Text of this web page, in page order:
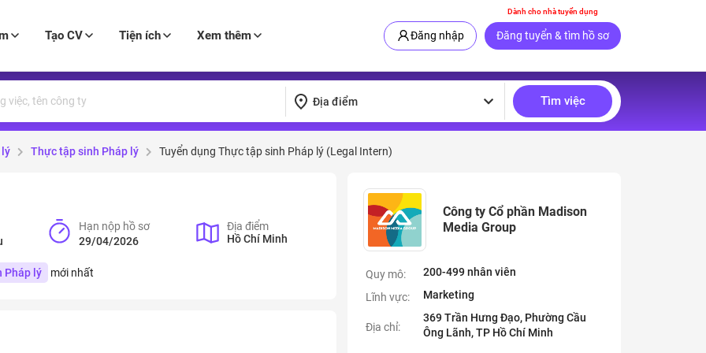
Dành cho nhà tuyển dụng
Tạo CV Tiện ích Xem thêm Đăng nhập Đăng tuyển & tìm hồ sơ
Địa điểm Tìm việc
lý Thực tập sinh Pháp lý Tuyển dụng Thực tập sinh Pháp lý (Legal Intern)
Hạn nộp hồ sơ
29/04/2026
Địa điểm
Hồ Chí Minh
Pháp lý mới nhất
Công ty Cổ phần Madison
Media Group
Quy mô:
200-499 nhân viên
Lĩnh vực:
Marketing
Địa chỉ:
369 Trần Hưng Đạo, Phường Cầu
Ông Lãnh, TP Hồ Chí Minh